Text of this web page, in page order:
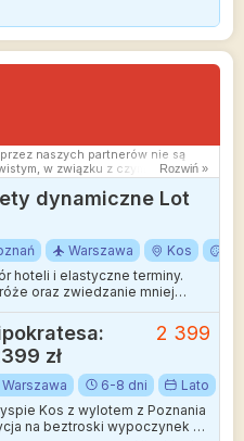
naszych partnerów nie są
w związku z czym ceny i
były jak najmniejsze.
Rozwiń »
dynamiczne Lot
Warszawa Kos
hoteli i elastyczne terminy.
oraz zwiedzanie mniej
zł
2 399
Warszawa 6-8 dni Lato
Kos z wylotem z Poznania
na beztroski wypoczynek w